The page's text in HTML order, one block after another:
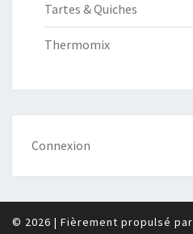
Tartes & Quiches
Thermomix
Connexion
© 2026 | Fièrement propulsé par